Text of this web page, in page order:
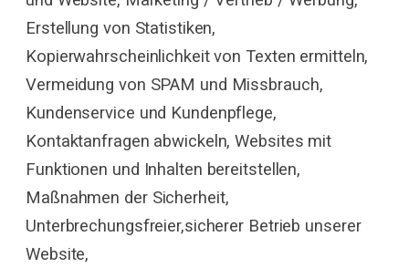
Erstellung von Statistiken,
Kopierwahrscheinlichkeit von Texten ermitteln,
Vermeidung von SPAM und Missbrauch,
Kundenservice und Kundenpflege,
Kontaktanfragen abwickeln, Websites mit
Funktionen und Inhalten bereitstellen,
Maßnahmen der Sicherheit,
Unterbrechungsfreier,sicherer Betrieb unserer
Website,